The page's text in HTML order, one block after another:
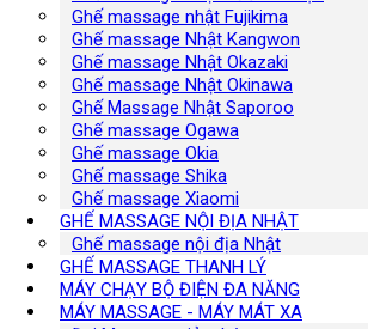
Ghế massage nhật Fujikima
Ghế massage Nhật Kangwon
Ghế massage Nhật Okazaki
Ghế massage Nhật Okinawa
Ghế Massage Nhật Saporoo
Ghế massage Ogawa
Ghế massage Okia
Ghế massage Shika
Ghế massage Xiaomi
GHẾ MASSAGE NỘI ĐỊA NHẬT
Ghế massage nội địa Nhật
GHẾ MASSAGE THANH LÝ
MÁY CHẠY BỘ ĐIỆN ĐA NĂNG
MÁY MASSAGE - MÁY MÁT XA